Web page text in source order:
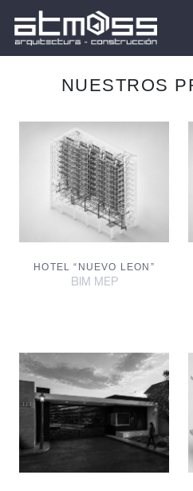
NUESTROS
HOTEL “NUEVO LEON”
BIM MEP